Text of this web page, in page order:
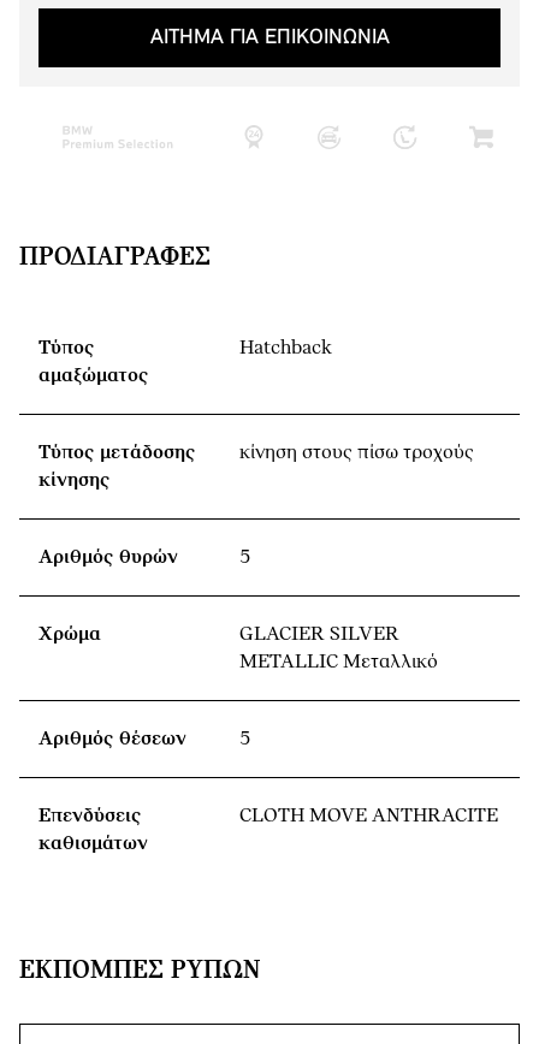
ΑΙΤΗΜΑ ΓΙΑ ΕΠΙΚΟΙΝΩΝΙΑ
ΠΡΟΔΙΑΓΡΑΦΈΣ
Τύπος
αμαξώματος
Hatchback
Τύπος μετάδοσης
κίνησης
κίνηση στους πίσω τροχούς
Αριθμός θυρών 5
Χρώμα
GLACIER SILVER
METALLIC Μεταλλικό
Αριθμός θέσεων 5
Επενδύσεις
καθισμάτων
CLOTH MOVE ANTHRACITE
ΕΚΠΟΜΠΈΣ ΡΎΠΩΝ